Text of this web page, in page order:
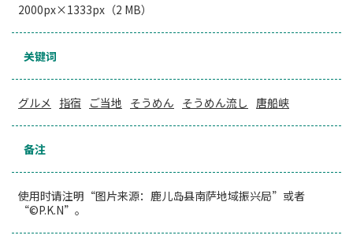
2000px×1333px（2 MB）
关键词
グルメ 指宿 ご当地 そうめん そうめん流し 唐船峡
备注
使用时请注明“图片来源：鹿儿岛县南萨地域振兴局”或者
“©P.K.N”。